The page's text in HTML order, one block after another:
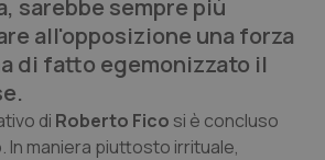
coronaropatie
sarebbe sempre più
all'opposizione una forza
di fatto egemonizzato il
di Roberto Fico si è concluso
In maniera piuttosto irrituale,